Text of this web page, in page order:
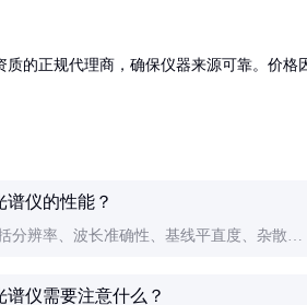
的正规代理商，确保仪器来源可靠。价格
谱仪的性能？
分辨率、波长准确性、基线平直度、杂散光
谱仪需要注意什么？